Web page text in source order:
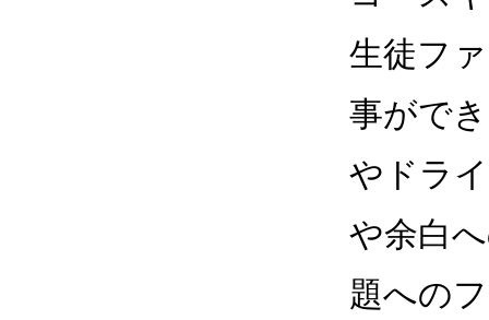
生徒フ
事がで
やドラ
や余白
題への